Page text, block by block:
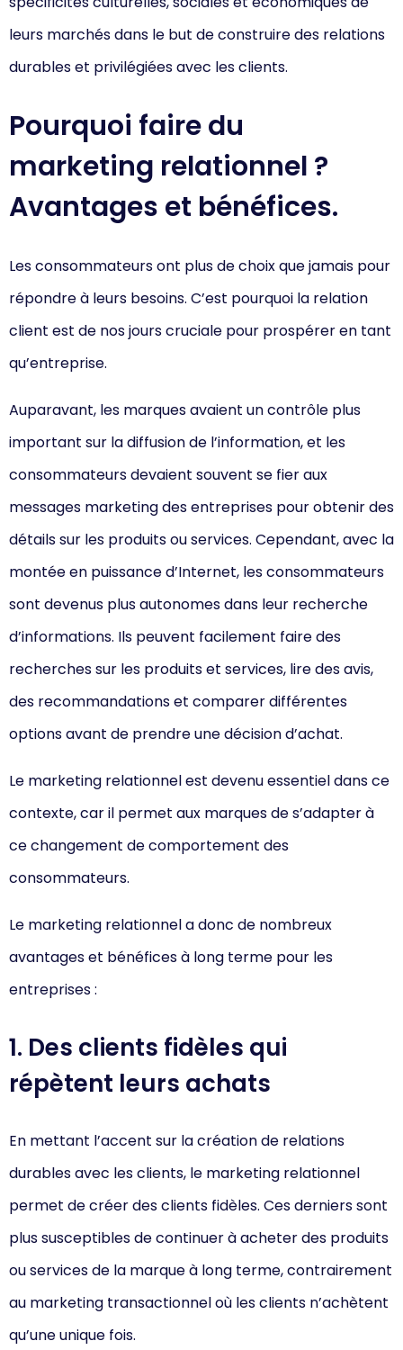
leurs marchés dans le but de construire des relations
durables et privilégiées avec les clients.
Pourquoi faire du
marketing relationnel ?
Avantages et bénéfices.
Les consommateurs ont plus de choix que jamais pour
répondre à leurs besoins. C’est pourquoi la relation
client est de nos jours cruciale pour prospérer en tant
qu’entreprise.
Auparavant, les marques avaient un contrôle plus
important sur la diffusion de l’information, et les
consommateurs devaient souvent se fier aux
messages marketing des entreprises pour obtenir des
détails sur les produits ou services. Cependant, avec la
montée en puissance d’Internet, les consommateurs
sont devenus plus autonomes dans leur recherche
d’informations. Ils peuvent facilement faire des
recherches sur les produits et services, lire des avis,
des recommandations et comparer différentes
options avant de prendre une décision d’achat.
Le marketing relationnel est devenu essentiel dans ce
contexte, car il permet aux marques de s’adapter à
ce changement de comportement des
consommateurs.
Le marketing relationnel a donc de nombreux
avantages et bénéfices à long terme pour les
entreprises :
1. Des clients fidèles qui
répètent leurs achats
En mettant l’accent sur la création de relations
durables avec les clients, le marketing relationnel
permet de créer des clients fidèles. Ces derniers sont
plus susceptibles de continuer à acheter des produits
ou services de la marque à long terme, contrairement
au marketing transactionnel où les clients n’achètent
qu’une unique fois.